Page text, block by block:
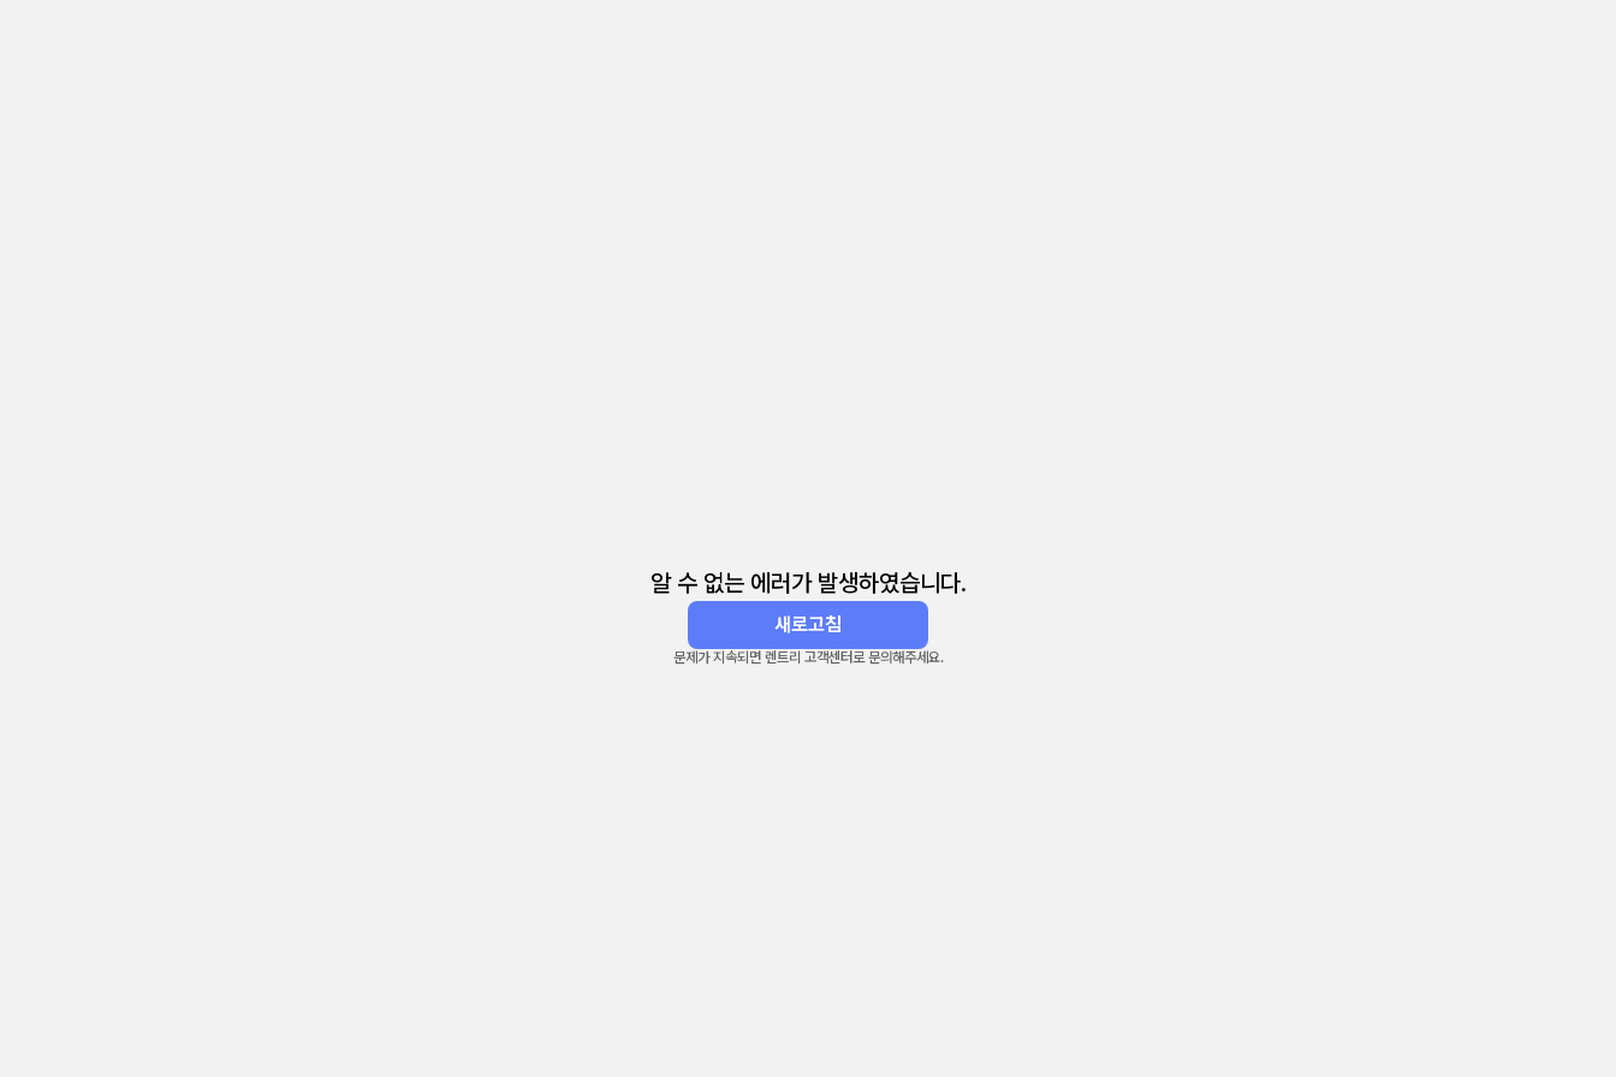
알 수 없는 에러가 발생하였습니다.
새로고침
문제가 지속되면 렌트리 고객센터로 문의해주세요.